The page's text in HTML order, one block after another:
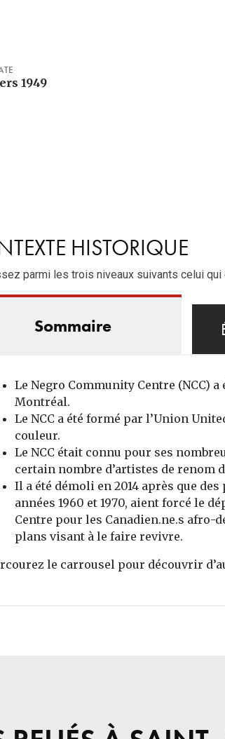
1949
HISTORIQUE
parmi les trois niveaux suivants celui
Sommaire
Le Negro Community Centre (NCC)
Montréal.
Le NCC a été formé par l’Union
couleur.
Le NCC était connu pour ses
certain nombre d’artistes de renom
Il a été démoli en 2014 après que
années 1960 et 1970, aient forcé le
Centre pour les Canadien.ne.s afro-
plans visant à le faire revivre.
le carrousel pour découvrir